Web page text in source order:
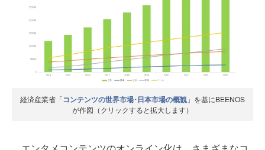
経済産業省「コンテンツの世界市場･日本市場の概観 」を基にBEENOS
が作図（クリックすると拡大します）